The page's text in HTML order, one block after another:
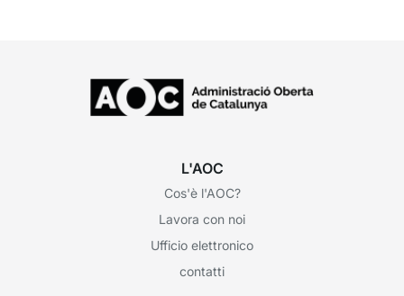
L'AOC
Cos'è l'AOC?
Lavora con noi
Ufficio elettronico
contatti